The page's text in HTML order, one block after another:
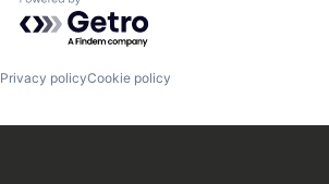
Powered by Getro.com
Privacy policyCookie policy